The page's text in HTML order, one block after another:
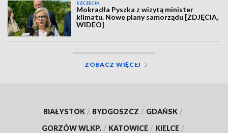
SZCZECIN
Mokradła Pyszka z wizytą minister
klimatu. Nowe plany samorządu [ZDJĘCIA,
WIDEO]
ZOBACZ WIĘCEJ
BIAŁYSTOK / BYDGOSZCZ / GDAŃSK /
GORZÓW WLKP. / KATOWICE / KIELCE /